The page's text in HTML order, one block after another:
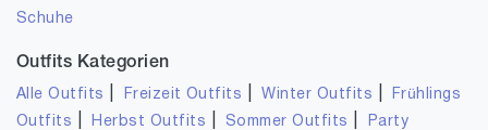
Schuhe
Outfits Kategorien
Alle Outfits Freizeit Outfits |Winter Outfits
Frühlings
Outfits
Herbst Outfits Sommer Outfits
Party